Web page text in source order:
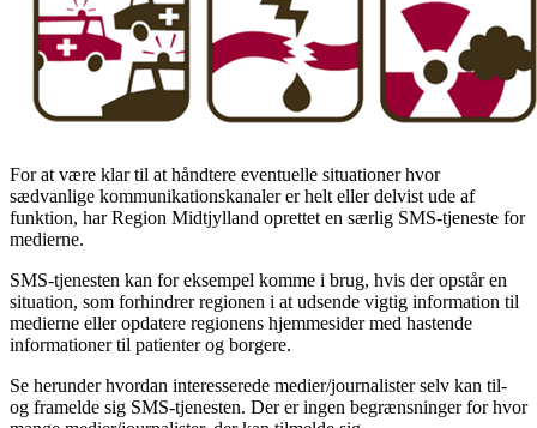
For at være klar til at håndtere eventuelle situationer hvor
sædvanlige kommunikationskanaler er helt eller delvist ude af
funktion, har Region Midtjylland oprettet en særlig SMS-tjeneste for
medierne.
SMS-tjenesten kan for eksempel komme i brug, hvis der opstår en
situation, som forhindrer regionen i at udsende vigtig information til
medierne eller opdatere regionens hjemmesider med hastende
informationer til patienter og borgere.
Se herunder hvordan interesserede medier/journalister selv kan til-
og framelde sig SMS-tjenesten. Der er ingen begrænsninger for hvor